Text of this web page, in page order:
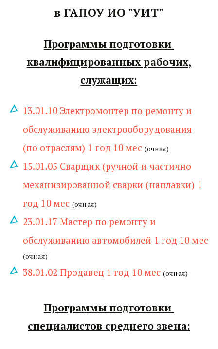
в ГАПОУ ИО "УИТ"
Программы подготовки
квалифицированных рабочих,
служащих:
13.01.10 Электромонтер по ремонту и
обслуживанию электрооборудования
(по отраслям) 1 год 10 мес (очная)
15.01.05 Сварщик (ручной и частично
механизированной сварки (наплавки) 1
год 10 мес (очная)
23.01.17 Мастер по ремонту и
обслуживанию автомобилей 1 год 10 мес
(очная)
38.01.02 Продавец 1 год 10 мес (очная)
Программы подготовки
специалистов среднего звена: